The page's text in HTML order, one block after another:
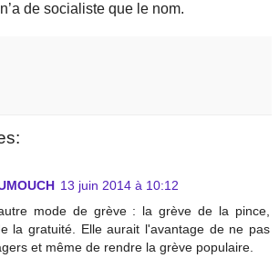
de socialiste que le nom.
13 juin 2014 à 10:12
mode de grève : la grève de la pince,
la gratuité. Elle aurait l'avantage de ne pas
et même de rendre la grève populaire.